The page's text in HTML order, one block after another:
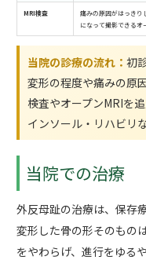
MRI検査
痛みの原因がはっきり
になって撮影できるオ
当院の診療の流れ： 初
変形の程度や痛みの原
検査やオープンMRIを
インソール・リハビリ
当院での治療
外反母趾の治療は、保存
変形した骨の形そのもの
をやわらげ、進行をゆる